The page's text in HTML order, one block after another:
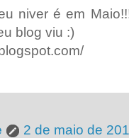
niver é em
blog viu :)
2 de maio de